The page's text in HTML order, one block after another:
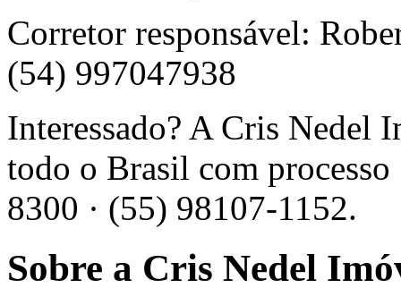
Corretor responsável:
(54) 997047938
Interessado? A Cris Nedel
todo o Brasil com
8300 · (55) 98107-1152.
Sobre a Cris Nedel